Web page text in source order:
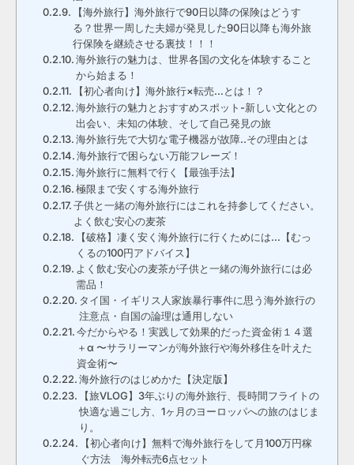
【海外旅行】海外旅行で90日以降の保険はどうす
る？世界一周した夫婦が発見した90日以降も海外旅
行保険を継続させる裏技！！！
海外旅行の魅力は、世界各国の文化を体験すること
から始まる！
【初心者向け】海外旅行×転売…とは！？
海外旅行の魅力とおすすめスポット-新しい文化との
出会い、未知の体験、そして自己発見の旅
海外旅行先で大切な電子機器が故障..その理由とは
海外旅行で困らない万能フレーズ！
海外旅行に無料で行く【最強手法】
極限まで安くする海外旅行
子供と一緒の海外旅行にはこれを持参してください。
よく飲む安心の麦茶
【破格】凄く安く海外旅行に行くためには…【むっ
くるの100円アドバイス】
よく飲む安心の麦茶が子供と一緒の海外旅行には必
需品！
タイ国・イギリス人家族暴行事件に思う海外旅行の
注意点・自国の論理は通用しない
今だからやる！実践して効果的だった資金術１４選
＋α 〜サラリーマンが海外旅行や海外移住を叶えた
資金術〜
海外旅行のはじめかた【決定版】
【旅VLOG】3年ぶりの海外旅行、長時間フライトの
快適な過ごし方、1ヶ月のヨーロッパへの旅のはじま
り。
【初心者向け】無料で海外旅行をして月100万円稼
ぐ方法 海外転売6点セット